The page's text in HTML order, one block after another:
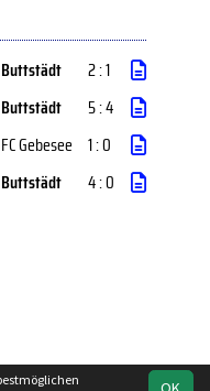
Buttstädt
2 : 1
Buttstädt
5 : 4
FC Gebesee 1 : 0
Buttstädt 4 : 0